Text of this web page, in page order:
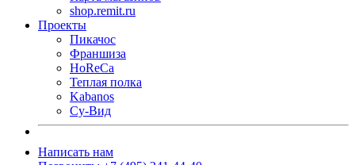
shop.remit.ru
Проекты
Пикачос
Франшиза
HoReCa
Теплая полка
Kabanos
Су-Вид
Написать нам